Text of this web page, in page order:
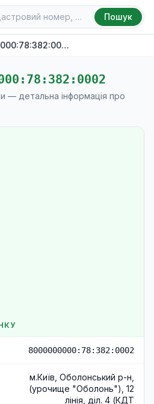
Пошук
8000000000:78:382:0002
— детальна інформація про
8000000000:78:382:0002
м.Київ, Оболонський р-н,
(урочище "Оболонь"), 12
лінія, діл. 4 (КДТ